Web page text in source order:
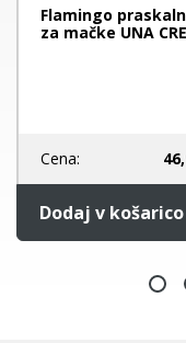
Flamingo
za mačke UNA
Cena:
Dodaj v košarico